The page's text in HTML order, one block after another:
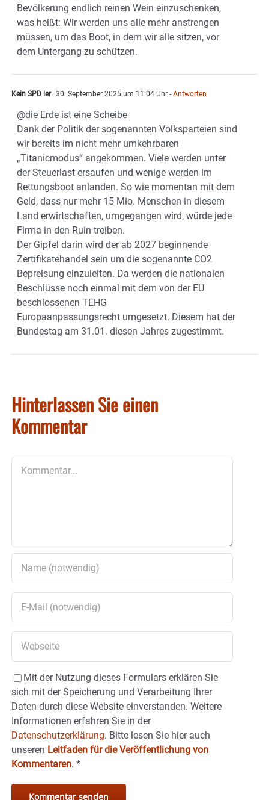
Bevölkerung endlich reinen Wein einzuschenken,
was heißt: Wir werden uns alle mehr anstrengen
müssen, um das Boot, in dem wir alle sitzen, vor
dem Untergang zu schützen.
Kein SPD ler 30. September 2025 um 11:04 Uhr - Antworten
@die Erde ist eine Scheibe
Dank der Politik der sogenannten Volksparteien sind
wir bereits im nicht mehr umkehrbaren
„Titanicmodus“ angekommen. Viele werden unter
der Steuerlast ersaufen und wenige werden im
Rettungsboot anlanden. So wie momentan mit dem
Geld, dass nur mehr 15 Mio. Menschen in diesem
Land erwirtschaften, umgegangen wird, würde jede
Firma in den Ruin treiben.
Der Gipfel darin wird der ab 2027 beginnende
Zertifikatehandel sein um die sogenannte CO2
Bepreisung einzuleiten. Da werden die nationalen
Beschlüsse noch einmal mit dem von der EU
beschlossenen TEHG
Europaanpassungsrecht umgesetzt. Diesem hat der
Bundestag am 31.01. diesen Jahres zugestimmt.
Hinterlassen Sie einen
Kommentar
Mit der Nutzung dieses Formulars erklären Sie
sich mit der Speicherung und Verarbeitung Ihrer
Daten durch diese Website einverstanden. Weitere
Informationen erfahren Sie in der
Datenschutzerklärung. Bitte lesen Sie hier auch
unseren Leitfaden für die Veröffentlichung von
Kommentaren. *